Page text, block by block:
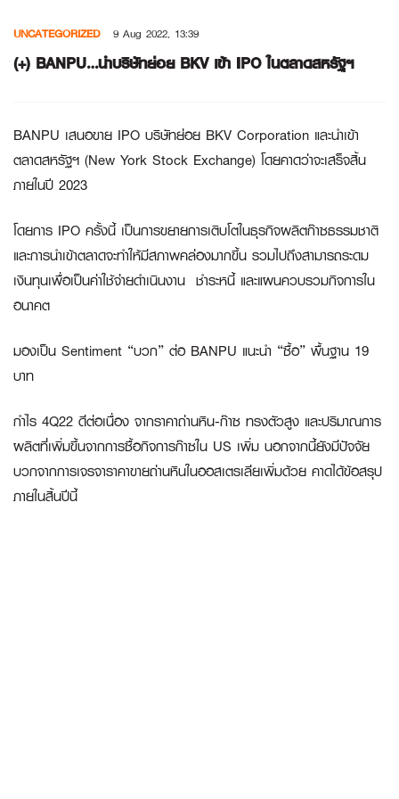
content
UNCATEGORIZED 9 Aug 2022, 13:39
(+) BANPU…นำบริษัทย่อย BKV เข้า IPO ในตลาดสหรัฐฯ
BANPU เสนอขาย IPO บริษัทย่อย BKV Corporation และนำเข้า
ตลาดสหรัฐฯ (New York Stock Exchange) โดยคาดว่าจะเสร็จสิ้น
ภายในปี 2023
โดยการ IPO ครั้งนี้ เป็นการขยายการเติบโตในธุรกิจผลิตก๊าซธรรมชาติ
และการนำเข้าตลาดจะทำให้มีสภาพคล่องมากขึ้น รวมไปถึงสามารถระดม
เงินทุนเพื่อเป็นค่าใช้จ่ายดำเนินงาน ชำระหนี้ และแผนควบรวมกิจการใน
อนาคต
มองเป็น Sentiment “บวก” ต่อ BANPU แนะนำ “ซื้อ” พื้นฐาน 19
บาท
กำไร 4Q22 ดีต่อเนื่อง จากราคาถ่านหิน-ก๊าซ ทรงตัวสูง และปริมาณการ
ผลิตที่เพิ่มขึ้นจากการซื้อกิจการก๊าซใน US เพิ่ม นอกจากนี้ยังมีปัจจัย
บวกจากการเจรจาราคาขายถ่านหินในออสเตรเลียเพิ่มด้วย คาดได้ข้อสรุป
ภายในสิ้นปีนี้